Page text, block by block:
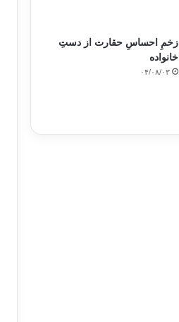
زخمِ احساسِ حقارت از دستِ
خانواده
۰۴/۰۸/۰۳